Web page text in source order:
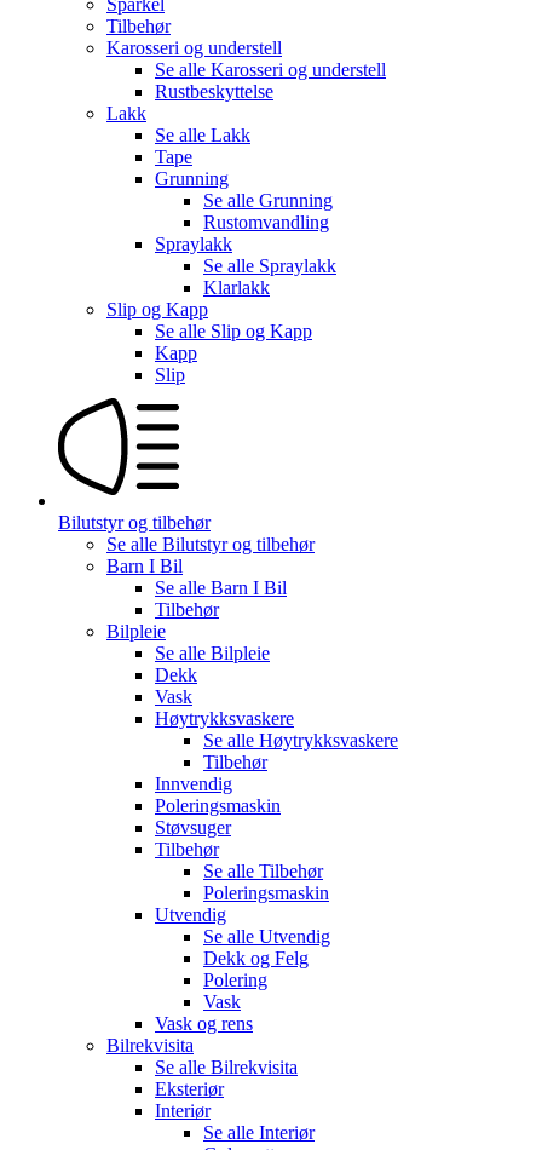
Tilbehør
Karosseri og understell
Se alle Karosseri og understell
Rustbeskyttelse
Lakk
Se alle Lakk
Tape
Grunning
Se alle Grunning
Rustomvandling
Spraylakk
Se alle Spraylakk
Klarlakk
Slip og Kapp
Se alle Slip og Kapp
Kapp
Slip
Bilutstyr og tilbehør
Se alle Bilutstyr og tilbehør
Barn I Bil
Se alle Barn I Bil
Tilbehør
Bilpleie
Se alle Bilpleie
Dekk
Vask
Høytrykksvaskere
Se alle Høytrykksvaskere
Tilbehør
Innvendig
Poleringsmaskin
Støvsuger
Tilbehør
Se alle Tilbehør
Poleringsmaskin
Utvendig
Se alle Utvendig
Dekk og Felg
Polering
Vask
Vask og rens
Bilrekvisita
Se alle Bilrekvisita
Eksteriør
Interiør
Se alle Interiør